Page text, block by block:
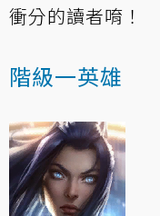
衝分的讀者唷！
階級一英雄